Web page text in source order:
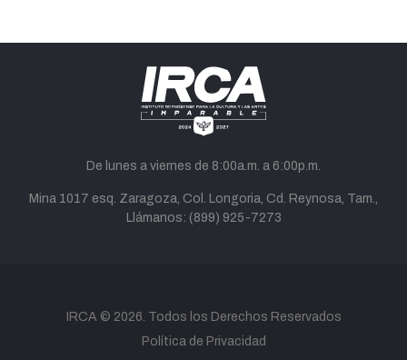
De lunes a viernes de 8:00a.m. a 6:00p.m.
Mina 1017 esq. Zaragoza, Col. Longoria, Cd. Reynosa, Tam.,
Llámanos: (899) 925-7273
IRCA © 2026. Todos los Derechos Reservados
Política de Privacidad